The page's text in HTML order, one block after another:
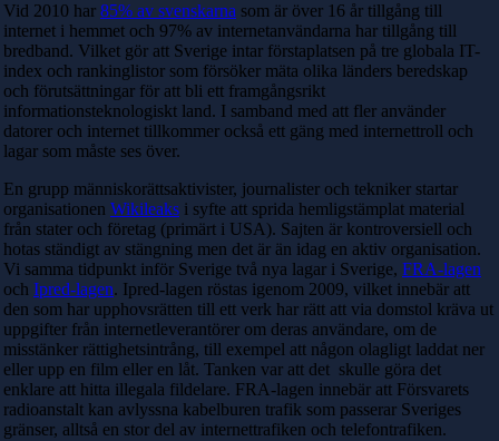
Vid 2010 har 85% av svenskarna som är över 16 år tillgång till
internet i hemmet och 97% av internetanvändarna har tillgång till
bredband. Vilket gör att Sverige intar förstaplatsen på tre globala IT-
index och rankinglistor som försöker mäta olika länders beredskap
och förutsättningar för att bli ett framgångsrikt
informationsteknologiskt land. I samband med att fler använder
datorer och internet tillkommer också ett gäng med internettroll och
lagar som måste ses över.
En grupp människorättsaktivister, journalister och tekniker startar
organisationen Wikileaks i syfte att sprida hemligstämplat material
från stater och företag (primärt i USA). Sajten är kontroversiell och
hotas ständigt av stängning men det är än idag en aktiv organisation.
Vi samma tidpunkt inför Sverige två nya lagar i Sverige, FRA-lagen
och Ipred-lagen. Ipred-lagen röstas igenom 2009, vilket innebär att
den som har upphovsrätten till ett verk har rätt att via domstol kräva ut
uppgifter från internetleverantörer om deras användare, om de
misstänker rättighetsintrång, till exempel att någon olagligt laddat ner
eller upp en film eller en låt. Tanken var att det skulle göra det
enklare att hitta illegala fildelare. FRA-lagen innebär att Försvarets
radioanstalt kan avlyssna kabelburen trafik som passerar Sveriges
gränser, alltså en stor del av internettrafiken och telefontrafiken.